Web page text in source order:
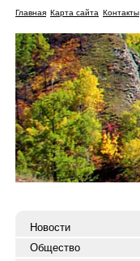
Главная Карта сайта Контакты
Новости
Общество